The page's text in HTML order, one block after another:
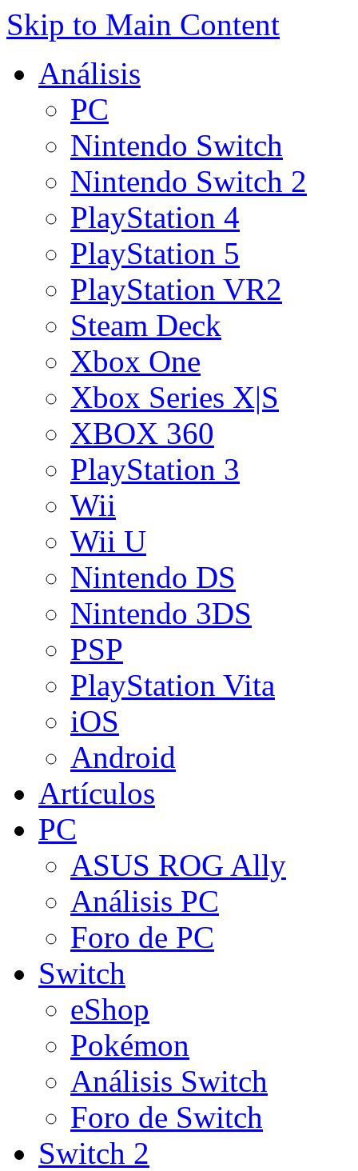
Skip to Main Content
Análisis
PC
Nintendo Switch
Nintendo Switch 2
PlayStation 4
PlayStation 5
PlayStation VR2
Steam Deck
Xbox One
Xbox Series X|S
XBOX 360
PlayStation 3
Wii
Wii U
Nintendo DS
Nintendo 3DS
PSP
PlayStation Vita
iOS
Android
Artículos
PC
ASUS ROG Ally
Análisis PC
Foro de PC
Switch
eShop
Pokémon
Análisis Switch
Foro de Switch
Switch 2